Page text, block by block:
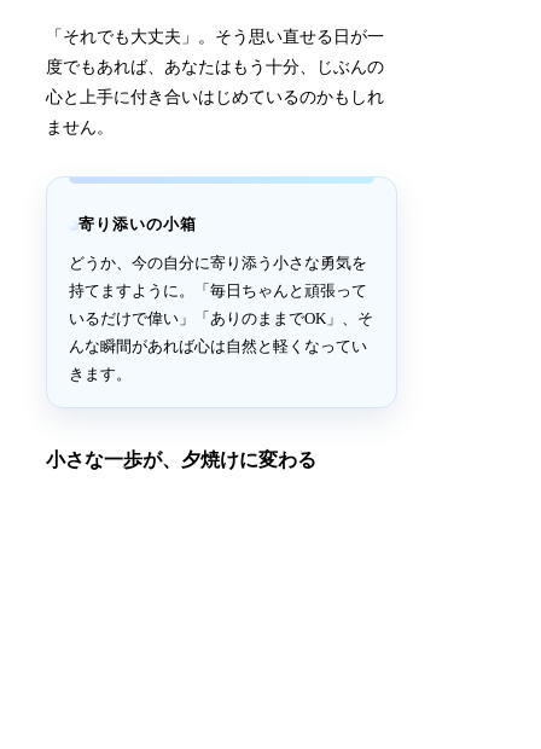
「それでも大丈夫」。そう思い直せる日が一
度でもあれば、あなたはもう十分、じぶんの
心と上手に付き合いはじめているのかもしれ
ません。
寄り添いの小箱
どうか、今の自分に寄り添う小さな勇気を
持てますように。「毎日ちゃんと頑張って
いるだけで偉い」「ありのままでOK」、そ
んな瞬間があれば心は自然と軽くなってい
きます。
小さな一歩が、夕焼けに変わる